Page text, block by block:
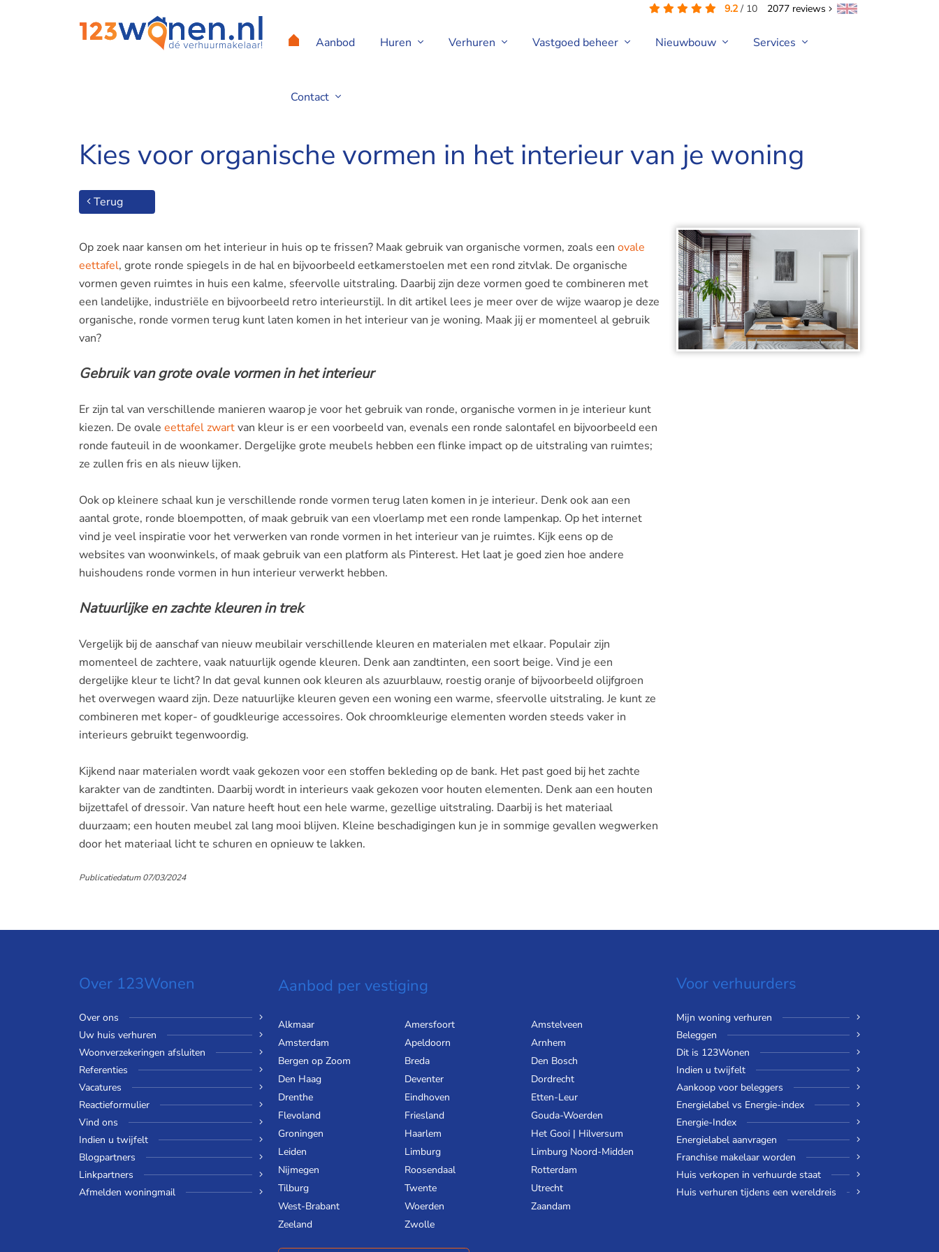
9.2/ 10 2077 reviews
Aanbod Huren Verhuren Vastgoed beheer Nieuwbouw Services
Contact
Kies voor organische vormen in het interieur van je woning
Kies voor organische vormen in het interieur van je woning
Terug
Op zoek naar kansen om het interieur in huis op te frissen? Maak gebruik van organische vormen, zoals een ovale
eettafel, grote ronde spiegels in de hal en bijvoorbeeld eetkamerstoelen met een rond zitvlak. De organische
vormen geven ruimtes in huis een kalme, sfeervolle uitstraling. Daarbij zijn deze vormen goed te combineren met
een landelijke, industriële en bijvoorbeeld retro interieurstijl. In dit artikel lees je meer over de wijze waarop je deze
organische, ronde vormen terug kunt laten komen in het interieur van je woning. Maak jij er momenteel al gebruik
van?
Gebruik van grote ovale vormen in het interieur
Er zijn tal van verschillende manieren waarop je voor het gebruik van ronde, organische vormen in je interieur kunt
kiezen. De ovale eettafel zwartvan kleur is er een voorbeeld van, evenals een ronde salontafel en bijvoorbeeld een
ronde fauteuil in de woonkamer. Dergelijke grote meubels hebben een flinke impact op de uitstraling van ruimtes;
ze zullen fris en als nieuw lijken.
Ook op kleinere schaal kun je verschillende ronde vormen terug laten komen in je interieur. Denk ook aan een
aantal grote, ronde bloempotten, of maak gebruik van een vloerlamp met een ronde lampenkap. Op het internet
vind je veel inspiratie voor het verwerken van ronde vormen in het interieur van je ruimtes. Kijk eens op de
websites van woonwinkels, of maak gebruik van een platform als Pinterest. Het laat je goed zien hoe andere
huishoudens ronde vormen in hun interieur verwerkt hebben.
Natuurlijke en zachte kleuren in trek
Vergelijk bij de aanschaf van nieuw meubilair verschillende kleuren en materialen met elkaar. Populair zijn
momenteel de zachtere, vaak natuurlijk ogende kleuren. Denk aan zandtinten, een soort beige. Vind je een
dergelijke kleur te licht? In dat geval kunnen ook kleuren als azuurblauw, roestig oranje of bijvoorbeeld olijfgroen
het overwegen waard zijn. Deze natuurlijke kleuren geven een woning een warme, sfeervolle uitstraling. Je kunt ze
combineren met koper- of goudkleurige accessoires. Ook chroomkleurige elementen worden steeds vaker in
interieurs gebruikt tegenwoordig.
Kijkend naar materialen wordt vaak gekozen voor een stoffen bekleding op de bank. Het past goed bij het zachte
karakter van de zandtinten. Daarbij wordt in interieurs vaak gekozen voor houten elementen. Denk aan een houten
bijzettafel of dressoir. Van nature heeft hout een hele warme, gezellige uitstraling. Daarbij is het materiaal
duurzaam; een houten meubel zal lang mooi blijven. Kleine beschadigingen kun je in sommige gevallen wegwerken
door het materiaal licht te schuren en opnieuw te lakken.
Publicatiedatum 07/03/2024
Over 123Wonen
Over ons
Uw huis verhuren
Woonverzekeringen afsluiten
Referenties
Vacatures
Reactieformulier
Vind ons
Indien u twijfelt
Blogpartners
Linkpartners
Afmelden woningmail
Aanbod per vestiging
Alkmaar Amersfoort
Amstelveen
Amsterdam
Apeldoorn
Arnhem
Bergen op Zoom
Breda
Den Bosch
Den Haag
Deventer
Dordrecht
Drenthe
Eindhoven
Etten-Leur
Flevoland
Friesland
Gouda-Woerden
Groningen
Haarlem
Het Gooi | Hilversum
Leiden
Limburg
Limburg Noord-Midden
Nijmegen
Roosendaal
Rotterdam
Tilburg
Twente
Utrecht
West-Brabant
Woerden
Zaandam
Zeeland
Zwolle
Voor verhuurders
Mijn woning verhuren
Beleggen
Dit is 123Wonen
Indien u twijfelt
Aankoop voor beleggers
Energielabel vs Energie-index
Energie-Index
Energielabel aanvragen
Franchise makelaar worden
Huis verkopen in verhuurde staat
Huis verhuren tijdens een wereldreis